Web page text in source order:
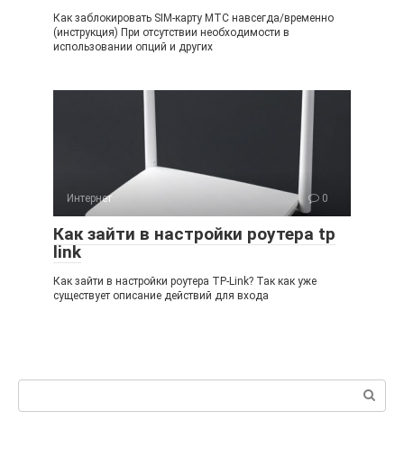
Как заблокировать SIM-карту МТС навсегда/временно
(инструкция) При отсутствии необходимости в
использовании опций и других
Интернет 0
Как зайти в настройки роутера tp
link
Как зайти в настройки роутера TP-Link? Так как уже
существует описание действий для входа